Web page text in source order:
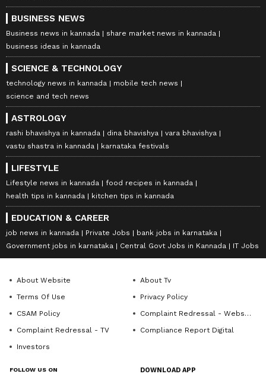
BUSINESS NEWS
Business news in kannada
share market news in kannada
business ideas in kannada
SCIENCE & TECHNOLOGY
technology news in kannada
mobile tech news
science and tech news
ASTROLOGY
rashi bhavishya in kannada dina bhavishya
vara bhavishya
vastu shastra in kannada
karnataka festivals
LIFESTYLE
Lifestyle news in kannada
food recipes in kannada
health tips in kannada
kitchen tips in kannada
EDUCATION & CAREER
job news in kannada Private Jobs
bank jobs in karnataka
Government jobs in karnataka
Central Govt Jobs in Kannada IT Jobs
About Website
About Tv
Terms Of Use
Privacy Policy
CSAM Policy
Complaint Redressal - Website
Complaint Redressal - TV
Compliance Report Digital
Investors
FOLLOW US ON DOWNLOAD APP